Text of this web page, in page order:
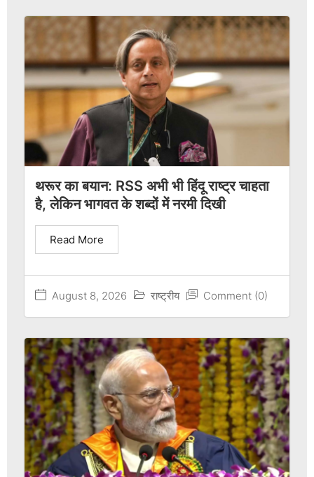
थरूर का बयान: RSS अभी भी हिंदू राष्ट्र चाहता
है, लेकिन भागवत के शब्दों में नरमी दिखी
August 8, 2026 राष्ट्रीय Comment (0)
Read More